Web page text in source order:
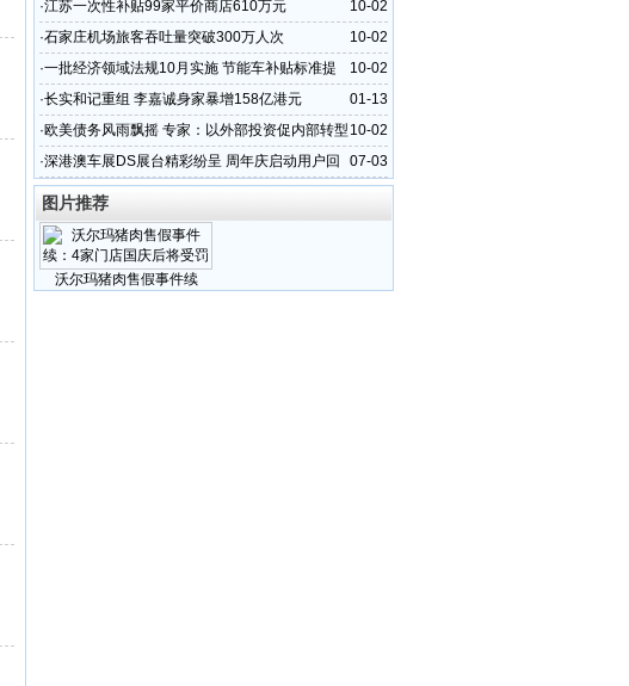
10-02
·江苏一次性补贴99家平价商店610万元
10-02
·石家庄机场旅客吞吐量突破300万人次
10-02
·一批经济领域法规10月实施 节能车补贴标准提
高
01-13
·长实和记重组 李嘉诚身家暴增158亿港元
10-02
·欧美债务风雨飘摇 专家：以外部投资促内部转型
07-03
·深港澳车展DS展台精彩纷呈 周年庆启动用户回
馈活动
图片推荐
沃尔玛猪肉售假事件续